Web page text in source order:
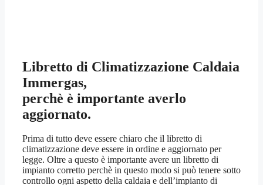
Libretto di Climatizzazione Caldaia
Immergas,
perchè è importante averlo
aggiornato.
Prima di tutto deve essere chiaro che il libretto di
climatizzazione deve essere in ordine e aggiornato per
legge. Oltre a questo è importante avere un libretto di
impianto corretto perchè in questo modo si può tenere sotto
controllo ogni aspetto della caldaia e dell’impianto di